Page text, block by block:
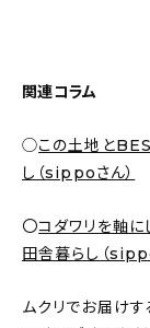
関連コラム
◯この土地と
し（sippoさん）
〇コダワリを軸
田舎暮らし（
ムクリでお届けす